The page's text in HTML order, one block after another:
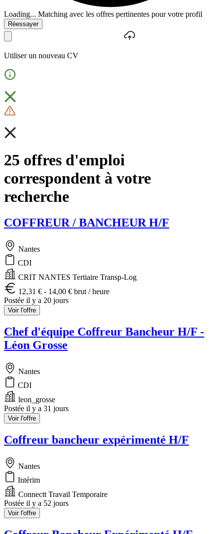
Loading... Matching avec les offres pertinentes pour votre profil
Réessayer
Utiliser un nouveau CV
25 offres d'emploi
correspondent à votre
recherche
COFFREUR / BANCHEUR H/F
Nantes
CDI
CRIT NANTES Tertiaire Transp-Log
12,31 € - 14,00 € brut / heure
Postée il y a 20 jours
Voir l'offre
Chef d'équipe Coffreur Bancheur H/F -
Léon Grosse
Nantes
CDI
leon_grosse
Postée il y a 31 jours
Voir l'offre
Coffreur bancheur expérimenté H/F
Nantes
Intérim
Connectt Travail Temporaire
Postée il y a 52 jours
Voir l'offre